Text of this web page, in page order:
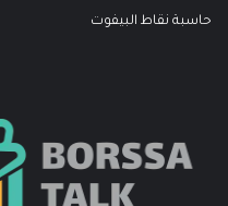
حاسبة نقاط البيفوت